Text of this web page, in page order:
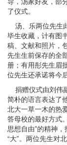
了仪式。
汤、乐两位先生
毕生收藏，计有图
稿、文献和照片，
先生生前保存的全
册；有用彤先生眉
位先生还承诺将今
捐赠仪式由刘伟
简朴的语言表达了
北大一草一木的热
答母校的最好方式
思想自由”的精神，
“大”。两位先生对